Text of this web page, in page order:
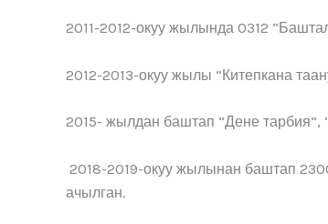
2011-2012-окуу жылында 0312
2012-2013-окуу жылы “Китепкана
2015- жылдан баштап “Дене тарбия“,
2018-2019-окуу жылынан баштап
ачылган.